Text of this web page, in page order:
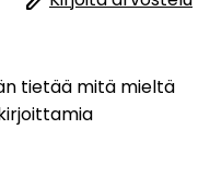
tietää mitä mieltä